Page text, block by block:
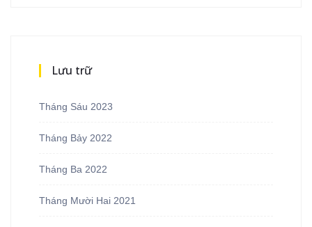
Lưu trữ
Tháng Sáu 2023
Tháng Bảy 2022
Tháng Ba 2022
Tháng Mười Hai 2021